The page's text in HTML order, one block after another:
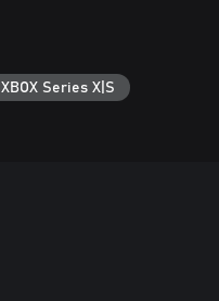
XBOX Series X|S